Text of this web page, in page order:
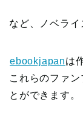
など、ノベライ
ebookjapanは
これらのファ
とができます。